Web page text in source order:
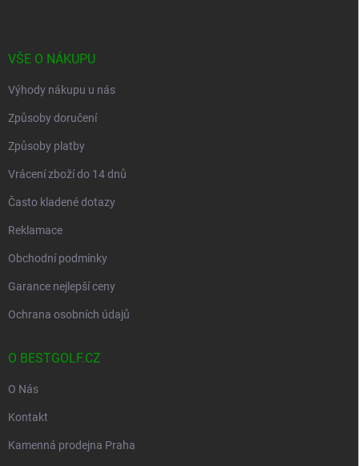
VŠE O NÁKUPU
Výhody nákupu u nás
Způsoby doručení
Způsoby platby
Vrácení zboží do 14 dnů
Často kladené dotazy
Reklamace
Obchodní podmínky
Garance nejlepší ceny
Ochrana osobních údajů
O BESTGOLF.CZ
O Nás
Kontakt
Kamenná prodejna Praha